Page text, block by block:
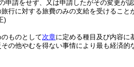
申請をせず、又は申請したがその変更が
行に対する旅費のみの支給を受けること
)
ものとして次章に定める種目及び内容に
の他やむを得ない事情により最も経済